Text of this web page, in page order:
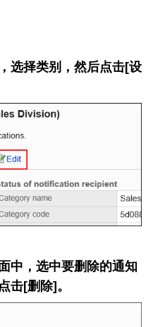
选择类别，然后点击[设
中，选中要删除的通知
击[删除]。